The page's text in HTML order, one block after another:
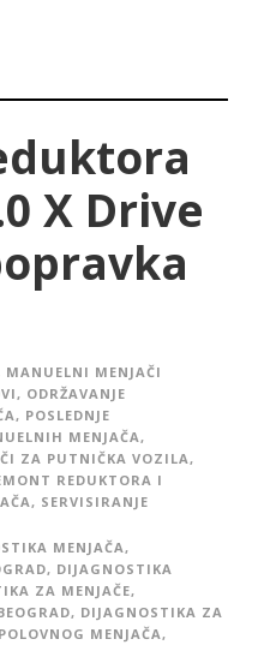
X Drive
MANUELNI MENJAČI
, ODRŽAVANJE
, POSLEDNJE
MENJAČA,
ZA PUTNIČKA VOZILA,
REDUKTORA I
, SERVISIRANJE
MENJAČA,
, DIJAGNOSTIKA
ZA MENJAČE,
, DIJAGNOSTIKA ZA
MENJAČA,